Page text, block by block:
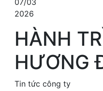
07/03
2026
HÀNH
HƯƠNG
Tin tức công ty